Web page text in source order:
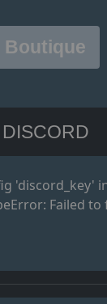
Boutique
DISCORD
'discord_key'
Failed to